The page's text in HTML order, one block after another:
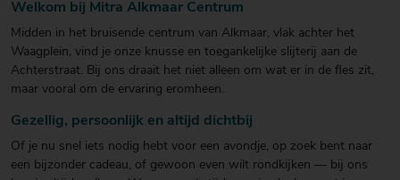
Welkom bij Mitra Alkmaar Centrum
Midden in het bruisende centrum van Alkmaar, vlak achter het
Waagplein, vind je onze knusse en toegankelijke slijterij aan de
Achterstraat. Bij ons draait het niet alleen om wat er in de fles zit,
maar vooral om de ervaring eromheen.
Gezellig, persoonlijk en altijd dichtbij
Of je nu snel iets nodig hebt voor een avondje, op zoek bent naar
een bijzonder cadeau, of gewoon even wilt rondkijken — bij ons